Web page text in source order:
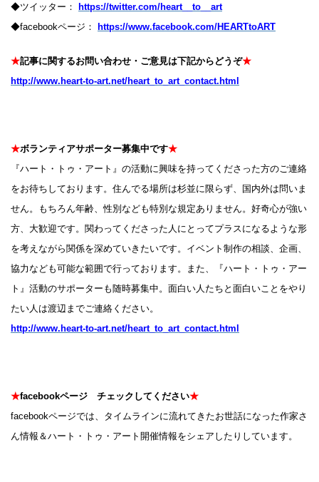
◆ツイッター： https://twitter.com/heart__to__art
◆facebookページ： https://www.facebook.com/HEARTtoART
★記事に関するお問い合わせ・ご意見は下記からどうぞ★
http://www.heart-to-art.net/heart_to_art_contact.html
★ボランティアサポーター募集中です★
『ハート・トゥ・アート』の活動に興味を持ってくださった方のご連絡
をお待ちしております。住んでる場所は杉並に限らず、国内外は問いま
せん。もちろん年齢、性別なども特別な規定ありません。好奇心が強い
方、大歓迎です。関わってくださった人にとってプラスになるような形
を考えながら関係を深めていきたいです。イベント制作の相談、企画、
協力なども可能な範囲で行っております。また、『ハート・トゥ・アー
ト』活動のサポーターも随時募集中。面白い人たちと面白いことをやり
たい人は渡辺までご連絡ください。
http://www.heart-to-art.net/heart_to_art_contact.html
★facebookページ チェックしてください★
facebookページでは、タイムラインに流れてきたお世話になった作家さ
ん情報＆ハート・トゥ・アート開催情報をシェアしたりしています。